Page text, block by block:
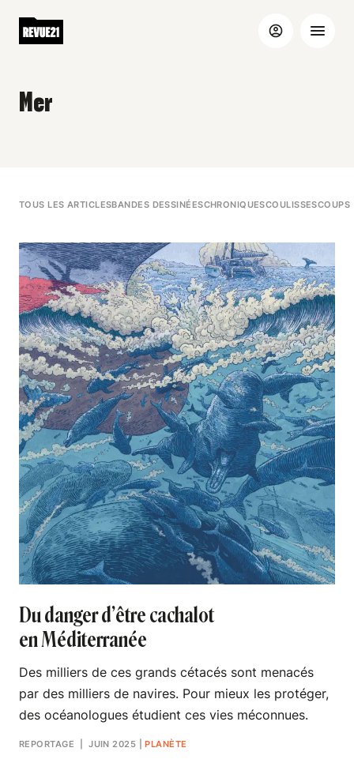
Mer
TOUS LES ARTICLESBANDES DESSINÉESCHRONIQUESCOULISSESCOUPS
Du danger d’être cachalot
en Méditerranée
Des milliers de ces grands cétacés sont menacés
par des milliers de navires. Pour mieux les protéger,
des océanologues étudient ces vies méconnues.
REPORTAGE | JUIN 2025 |PLANÈTE